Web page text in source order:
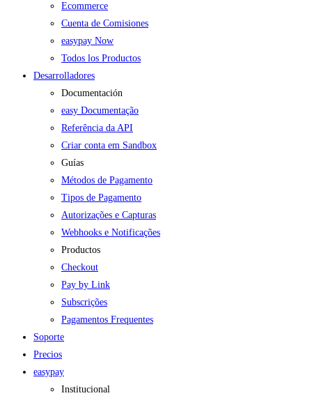
Ecommerce
Cuenta de Comisiones
easypay Now
Todos los Productos
Desarrolladores
Documentación
easy Documentação
Referência da API
Criar conta em Sandbox
Guías
Métodos de Pagamento
Tipos de Pagamento
Autorizações e Capturas
Webhooks e Notificações
Productos
Checkout
Pay by Link
Subscrições
Pagamentos Frequentes
Soporte
Precios
easypay
Institucional